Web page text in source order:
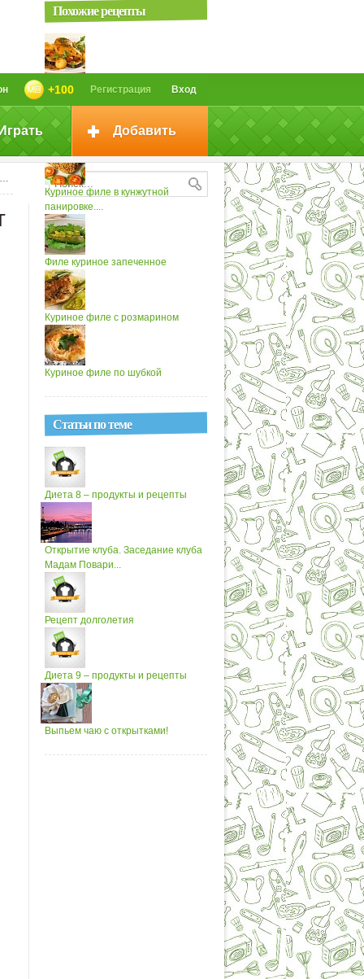
Вход
Регистрация
+100
Добавить
Похожие рецепты
Куриное филе в кляре - Золотые...
Куриное филе в кунжутной
панировке....
Филе куриное запеченное
Куриное филе с розмарином
Куриное филе по шубкой
Статьи по теме
Диета 8 – продукты и рецепты
Открытие клуба. Заседание клуба
Мадам Повари...
Рецепт долголетия
Диета 9 – продукты и рецепты
Выпьем чаю с открытками!